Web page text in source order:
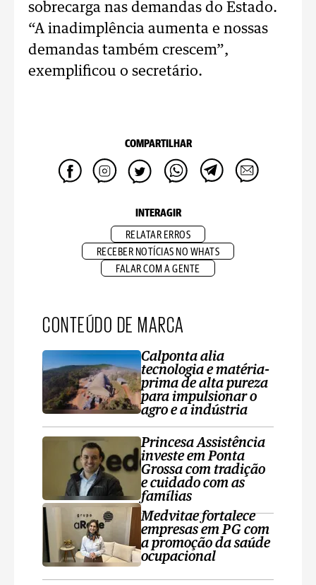
sobrecarga nas demandas do Estado.
“A inadimplência aumenta e nossas
demandas também crescem”,
exemplificou o secretário.
COMPARTILHAR
INTERAGIR
RELATAR ERROS
RECEBER NOTÍCIAS NO WHATS
FALAR COM A GENTE
CONTEÚDO DE MARCA
Calponta alia
tecnologia e matéria-
prima de alta pureza
para impulsionar o
agro e a indústria
Princesa Assistência
investe em Ponta
Grossa com tradição
e cuidado com as
famílias
Medvitae fortalece
empresas em PG com
a promoção da saúde
ocupacional